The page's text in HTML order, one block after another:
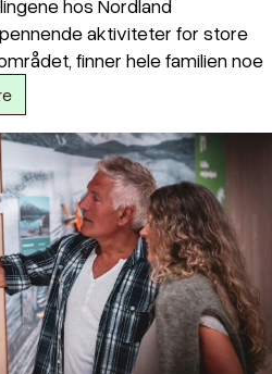
hos Nordland
aktiviteter for store
finner hele familien noe